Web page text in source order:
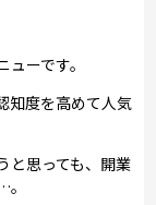
ーです。
知度を高めて人気
と思っても、開業